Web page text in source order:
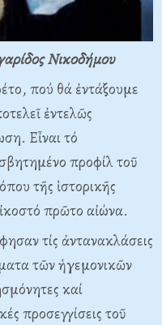
Νικοδήμου
πού θά ἐντάξουμε
ἐντελῶς
Εἶναι τό
προφίλ τοῦ
τῆς ἱστορικῆς
πρῶτο αἰώνα.
τίς ἀντανακλάσεις
τῶν ἡγεμονικῶν
καί
προσεγγίσεις τοῦ